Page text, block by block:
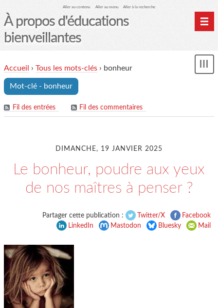
Aller au contenu Aller au menu Aller à la recherche
À propos d'éducations
bienveillantes
Archives
Mon monde du cheval
Accueil › Tous les mots-clés › bonheur
Mot-clé - bonheur
Fil des entrées Fil des commentaires
DIMANCHE, 19 JANVIER 2025
Le bonheur, poudre aux yeux
de nos maîtres à penser ?
Partager cette publication : Twitter/X
Facebook
LinkedIn
Mastodon Bluesky Mail